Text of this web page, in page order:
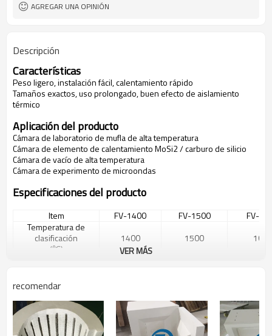
AGREGAR UNA OPINIÓN
Descripción
Características
Peso ligero, instalación fácil, calentamiento rápido
Tamaños exactos, uso prolongado, buen efecto de aislamiento
térmico
Aplicación del producto
Cámara de laboratorio de mufla de alta temperatura
Cámara de elemento de calentamiento MoSi2 / carburo de silicio
Cámara de vacío de alta temperatura
Cámara de experimento de microondas
Especificaciones del producto
Item FV-1400 FV-1500
FV-
Temperatura de
clasificación
(℃)
1400 1500
1600
tamaño(mm)
VER MÁS
recomendar